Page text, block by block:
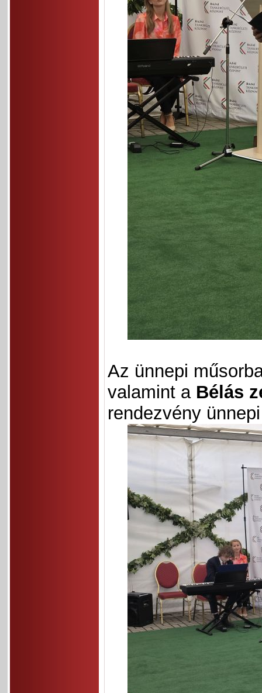
Az ünnepi
valamint a Bélás
rendezvény